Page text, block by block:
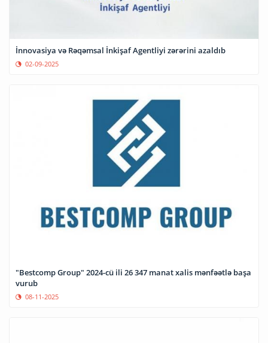
İnnovasiya və Rəqəmsal İnkişaf Agentliyi zərərini azaldıb
02-09-2025
"Bestcomp Group" 2024-cü ili 26 347 manat xalis mənfəətlə başa
vurub
08-11-2025